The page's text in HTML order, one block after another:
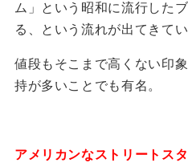
ム」という昭和に流行した
る、という流れが出てきてい
値段もそこまで高くない印
持が多いことでも有名。
アメリカンなストリートス